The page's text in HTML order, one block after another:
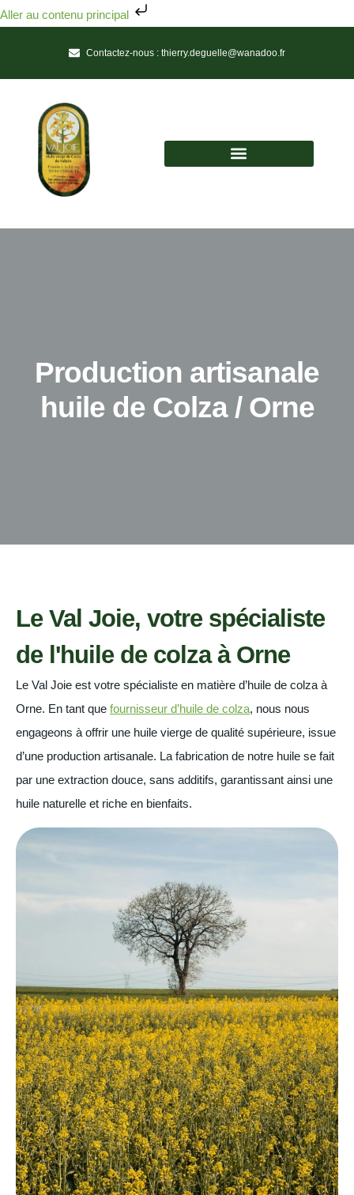
Aller au contenu principal
Contactez-nous :thierry.deguelle@wanadoo.fr
Production artisanale
huile de Colza / Orne
Le Val Joie, votre spécialiste
de l'huile de colza à Orne
Le Val Joie est votre spécialiste en matière d’huile de colza à
Orne. En tant que fournisseur d’huile de colza, nous nous
engageons à offrir une huile vierge de qualité supérieure, issue
d’une production artisanale. La fabrication de notre huile se fait
par une extraction douce, sans additifs, garantissant ainsi une
huile naturelle et riche en bienfaits.